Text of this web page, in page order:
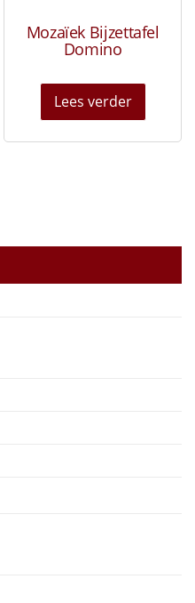
Mozaïek Bijzettafel
Domino
Lees verder